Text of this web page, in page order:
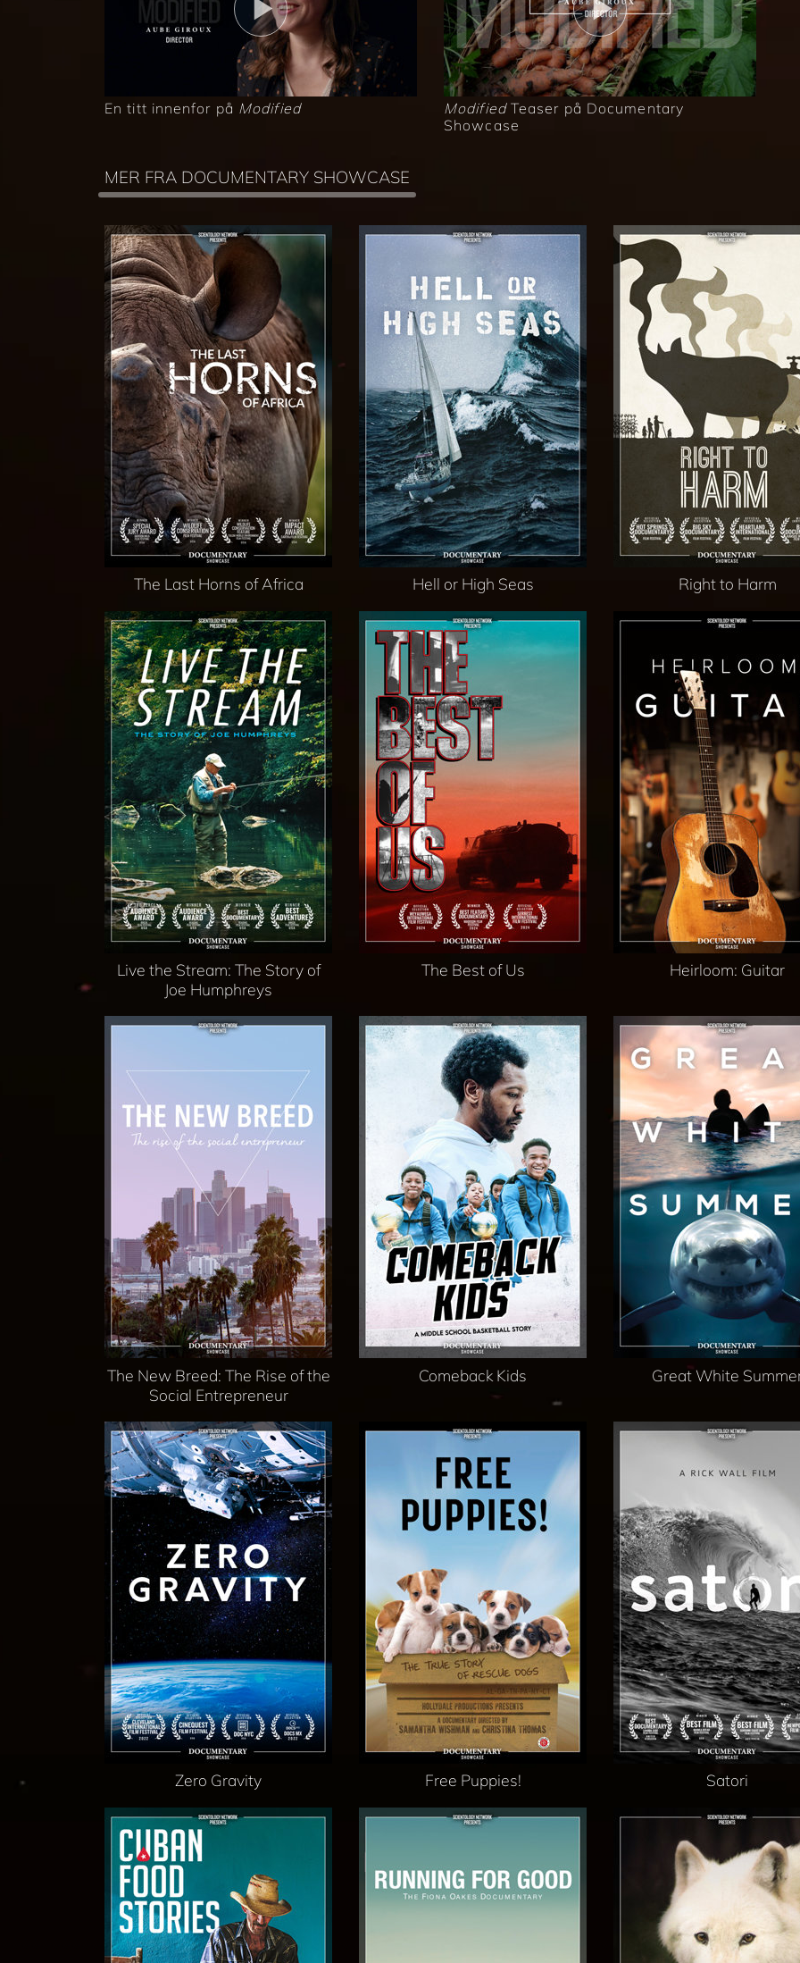
En titt innenfor på Modified ModifiedTeaser på Documentary
Showcase
MER FRA DOCUMENTARY SHOWCASE
The Last Horns of Africa Hell or High Seas Right to Harm
Live the Stream: The Story of
Joe Humphreys
The Best of Us Heirloom: Guitar
The New Breed: The Rise of the
Social Entrepreneur
Comeback Kids Great White
Zero Gravity Free Puppies! Satori